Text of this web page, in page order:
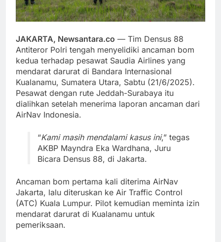
JAKARTA, Newsantara.co — Tim Densus 88
Antiteror Polri tengah menyelidiki ancaman bom
kedua terhadap pesawat Saudia Airlines yang
mendarat darurat di Bandara Internasional
Kualanamu, Sumatera Utara, Sabtu (21/6/2025).
Pesawat dengan rute Jeddah-Surabaya itu
dialihkan setelah menerima laporan ancaman dari
AirNav Indonesia.
“Kami masih mendalami kasus ini,” tegas
AKBP Mayndra Eka Wardhana, Juru
Bicara Densus 88, di Jakarta.
Ancaman bom pertama kali diterima AirNav
Jakarta, lalu diteruskan ke Air Traffic Control
(ATC) Kuala Lumpur. Pilot kemudian meminta izin
mendarat darurat di Kualanamu untuk
pemeriksaan.